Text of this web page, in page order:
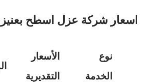
اسعار شركة عزل اسطح
نوع
الخدمة
الأسعار
التقديرية